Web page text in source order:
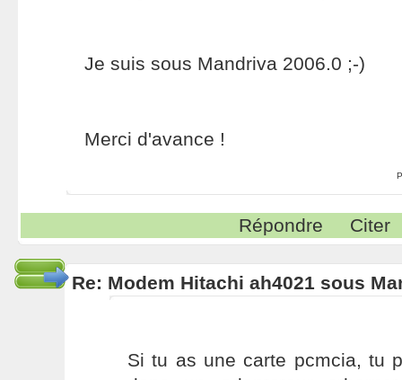
Je suis sous Mandriva 2006.0 ;-)
Merci d'avance !
Répondre Citer
Re: Modem Hitachi ah4021 sous
Si tu as une carte pcmcia, tu